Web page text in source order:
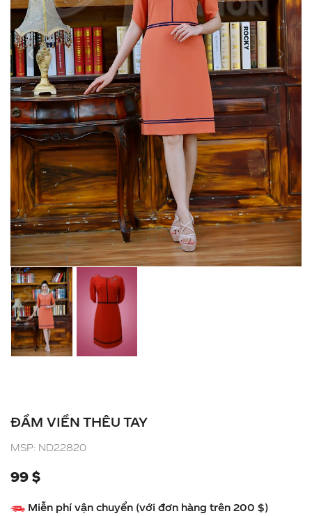
ĐẦM VIỀN THÊU TAY
MSP: ND22820
99 $
Miễn phí vận chuyển (với đơn hàng trên 200 $)